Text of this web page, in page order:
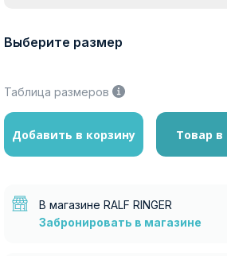
Выберите размер
Таблица размеров
Добавить в корзину Товар в
В магазине RALF RINGER
Забронировать в магазине